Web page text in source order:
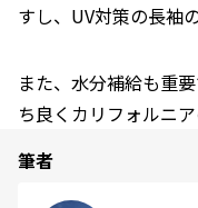
すし、UV対策の長袖
また、 水分補給も重
ち良くカリフォルニ
筆者